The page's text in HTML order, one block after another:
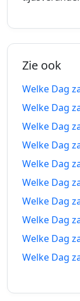
geleden
104
dagen
geleden
105
geleden
106
dagen
geleden
dagen
geleden
108
dagen
Zie ook
Welke Dag
Welke Dag
Welke Dag
Welke Dag
Welke Dag
Welke Dag
Welke Dag
Welke Dag
Welke Dag
Welke Dag